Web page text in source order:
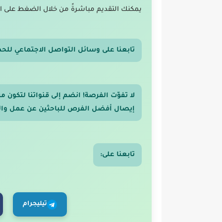
يمكنك التقديم مباشرةً من خلال الضغط على
تابعنا على وسائل التواصل الاجتماعي
لا تفوّت الفرصة! انضم إلى قنواتنا
إيصال أفضل الفرص للباحثين عن عمل
تابعنا على:
تيليجرام